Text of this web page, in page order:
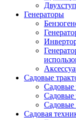
Генераторы
Садовые
Садовые
Садовые
Садовые
Садовая